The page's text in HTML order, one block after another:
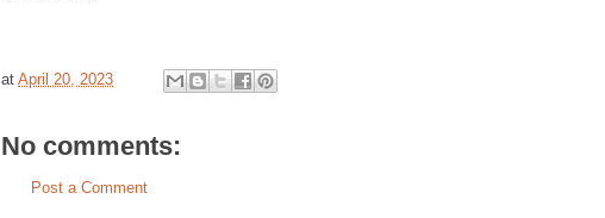
at April 20, 2023
No comments:
Post a Comment